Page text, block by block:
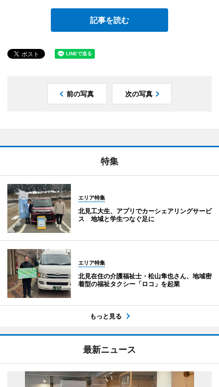
記事を読む
前の写真 次の写真
特集
エリア特集
北見工大生、アプリでカーシェアリングサービ
ス 地域と学生つなぐ足に
エリア特集
北見在住の介護福祉士・松山隼也さん、地域密
着型の福祉タクシー「ロコ」を起業
もっと見る
最新ニュース